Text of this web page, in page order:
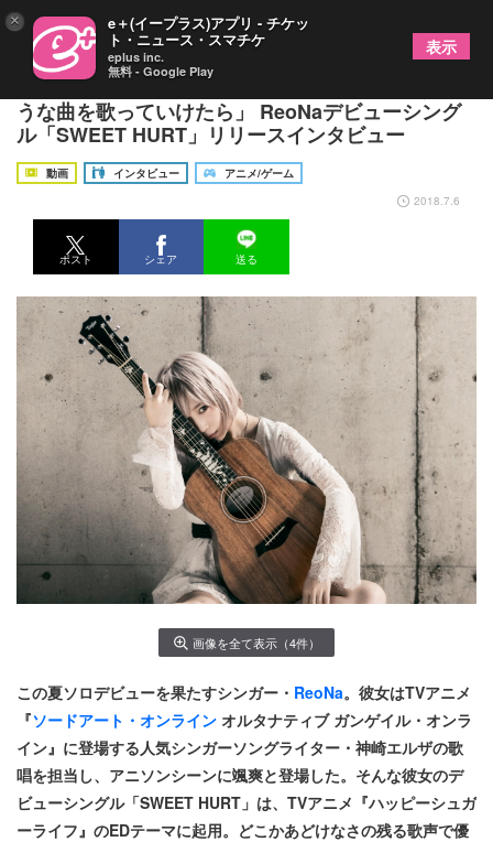
「聴いてくれる人と並んで、一緒に歩いていけるよ
うな曲を歌っていけたら」 ReoNaデビューシング
ル「SWEET HURT」リリースインタビュー
動画 インタビュー
アニメ/ゲーム
2018.7.6
ポスト シェア 送る
画像を全て表示（4件）
この夏ソロデビューを果たすシンガー・ ReoNa。彼女はTVアニメ
『ソードアート・オンライン オルタナティブ ガンゲイル・オンラ
イン』に登場する人気シンガーソングライター・神崎エルザの歌
唱を担当し、アニソンシーンに颯爽と登場した。そんな彼女のデ
ビューシングル「SWEET HURT」は、TVアニメ『ハッピーシュガ
ーライフ』のEDテーマに起用。どこかあどけなさの残る歌声で優
× e＋(イープラス)アプリ - チケッ
ト・ニュース・スマチケ
eplus inc.
無料 - Google Play
表示